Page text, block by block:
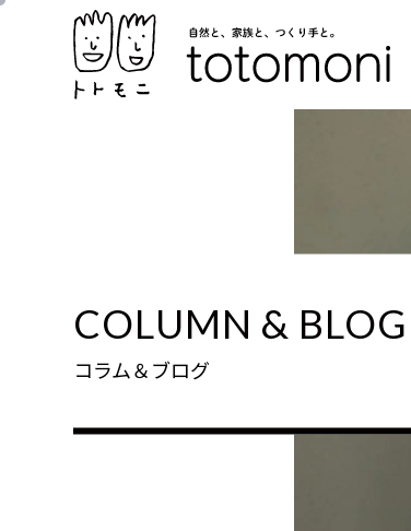
COLUMN & BLOG
コラム＆ブログ